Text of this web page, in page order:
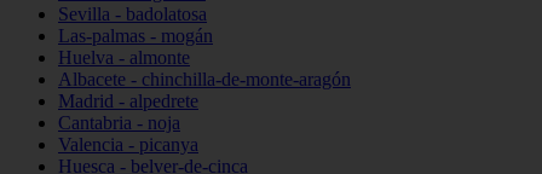
Sevilla - badolatosa
Las-palmas - mogán
Huelva - almonte
Albacete - chinchilla-de-monte-aragón
Madrid - alpedrete
Cantabria - noja
Valencia - picanya
Huesca - belver-de-cinca